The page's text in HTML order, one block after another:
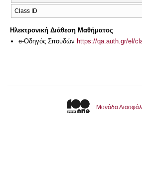
Class ID
Ηλεκτρονική Διάθεση Μαθήματος
e-Οδηγός Σπουδών https://qa.auth.gr/el/
Μονάδα